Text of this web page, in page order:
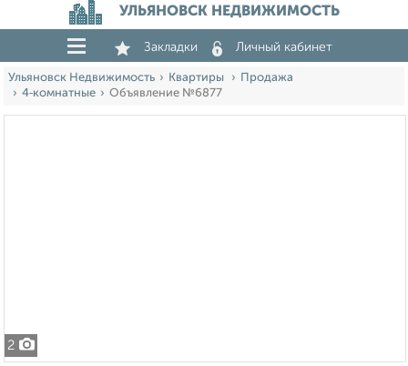
УЛЬЯНОВСК НЕДВИЖИМОСТЬ
Закладки Личный кабинет
Ульяновск Недвижимость Квартиры
Продажа
4‑комнатные
Объявление №6877
2